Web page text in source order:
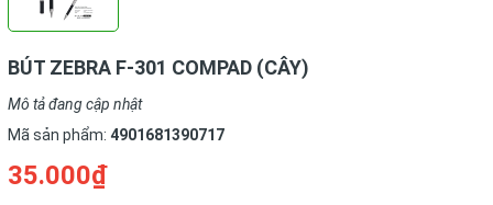
BÚT ZEBRA F-301 COMPAD (CÂY)
Mô tả đang cập nhật
Mã sản phẩm: 4901681390717
35.000₫